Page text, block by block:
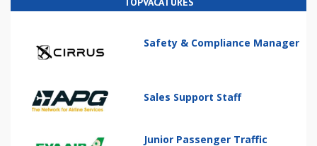
Safety & Compliance Manager
Sales Support Staff
Junior Passenger Traffic